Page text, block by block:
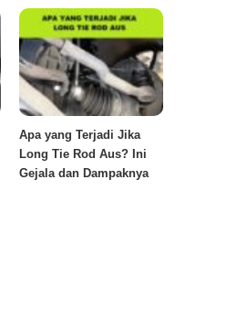
Apa yang Terjadi Jika
Long Tie Rod Aus? Ini
Gejala dan Dampaknya